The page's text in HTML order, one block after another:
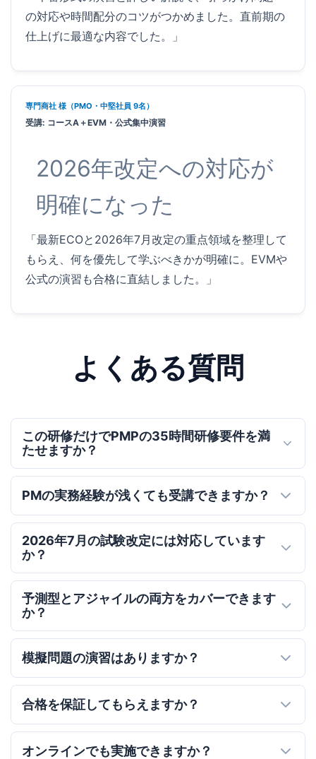
の対応や時間配分のコツがつかめました。直前期の
仕上げに最適な内容でした。」
専門商社 様（PMO・中堅社員 9名）
受講: コースA＋EVM・公式集中演習
2026年改定への対応が
明確になった
「最新ECOと2026年7月改定の重点領域を整理して
もらえ、何を優先して学ぶべきかが明確に。EVMや
公式の演習も合格に直結しました。」
よくある質問
この研修だけでPMPの35時間研修要件を満
たせますか？
PMの実務経験が浅くても受講できますか？
2026年7月の試験改定には対応しています
か？
予測型とアジャイルの両方をカバーできます
か？
模擬問題の演習はありますか？
合格を保証してもらえますか？
オンラインでも実施できますか？